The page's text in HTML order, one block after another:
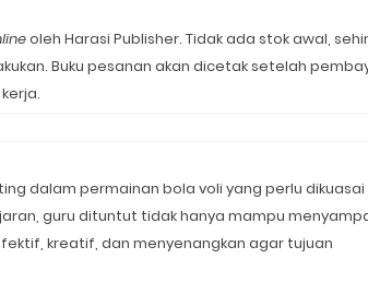
oleh Harasi Publisher. Tidak ada stok awal,
Buku pesanan akan dicetak setelah
dalam permainan bola voli yang perlu dikuasai
guru dituntut tidak hanya mampu
kreatif, dan menyenangkan agar tujuan